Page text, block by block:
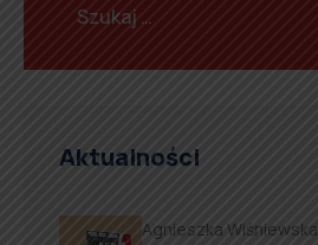
Aktualności
Agnieszka Wiśniewska